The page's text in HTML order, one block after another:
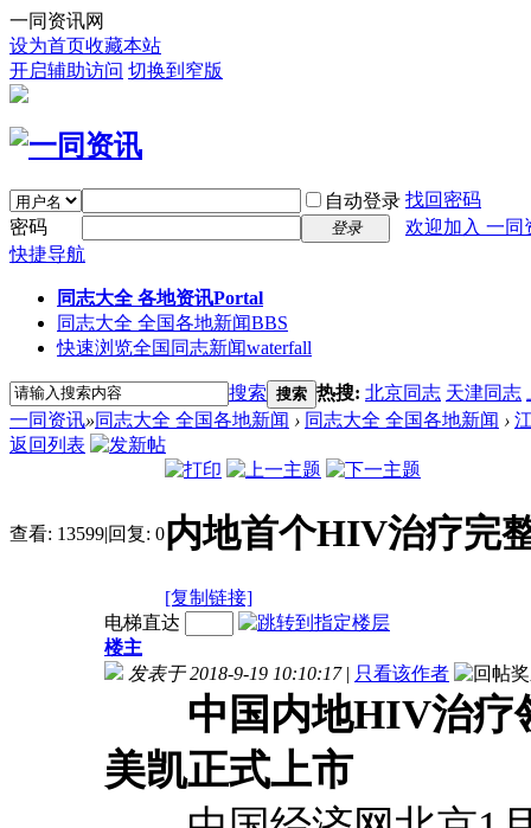
一同资讯网
设为首页收藏本站
开启辅助访问 切换到窄版
自动登录 找回密码
密码
登录
欢迎加入 一同
快捷导航
同志大全 各地资讯Portal
同志大全 全国各地新闻BBS
快速浏览全国同志新闻waterfall
搜索 搜索 热搜: 北京同志 天津同志
一同资讯»同志大全 全国各地新闻 › 同志大全 全国各地新闻 ›
返回列表
查看: 13599|回复: 0内地首个HIV治疗完
[复制链接]
电梯直达
楼主
发表于 2018-9-19 10:10:17 | 只看该作者
中国内地HIV治疗
美凯正式上市